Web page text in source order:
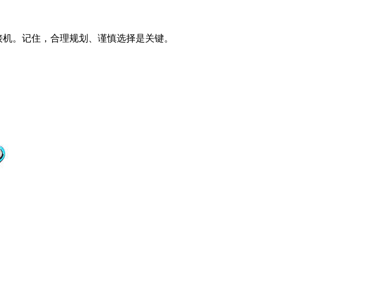
记住，合理规划、谨慎选择是关键。